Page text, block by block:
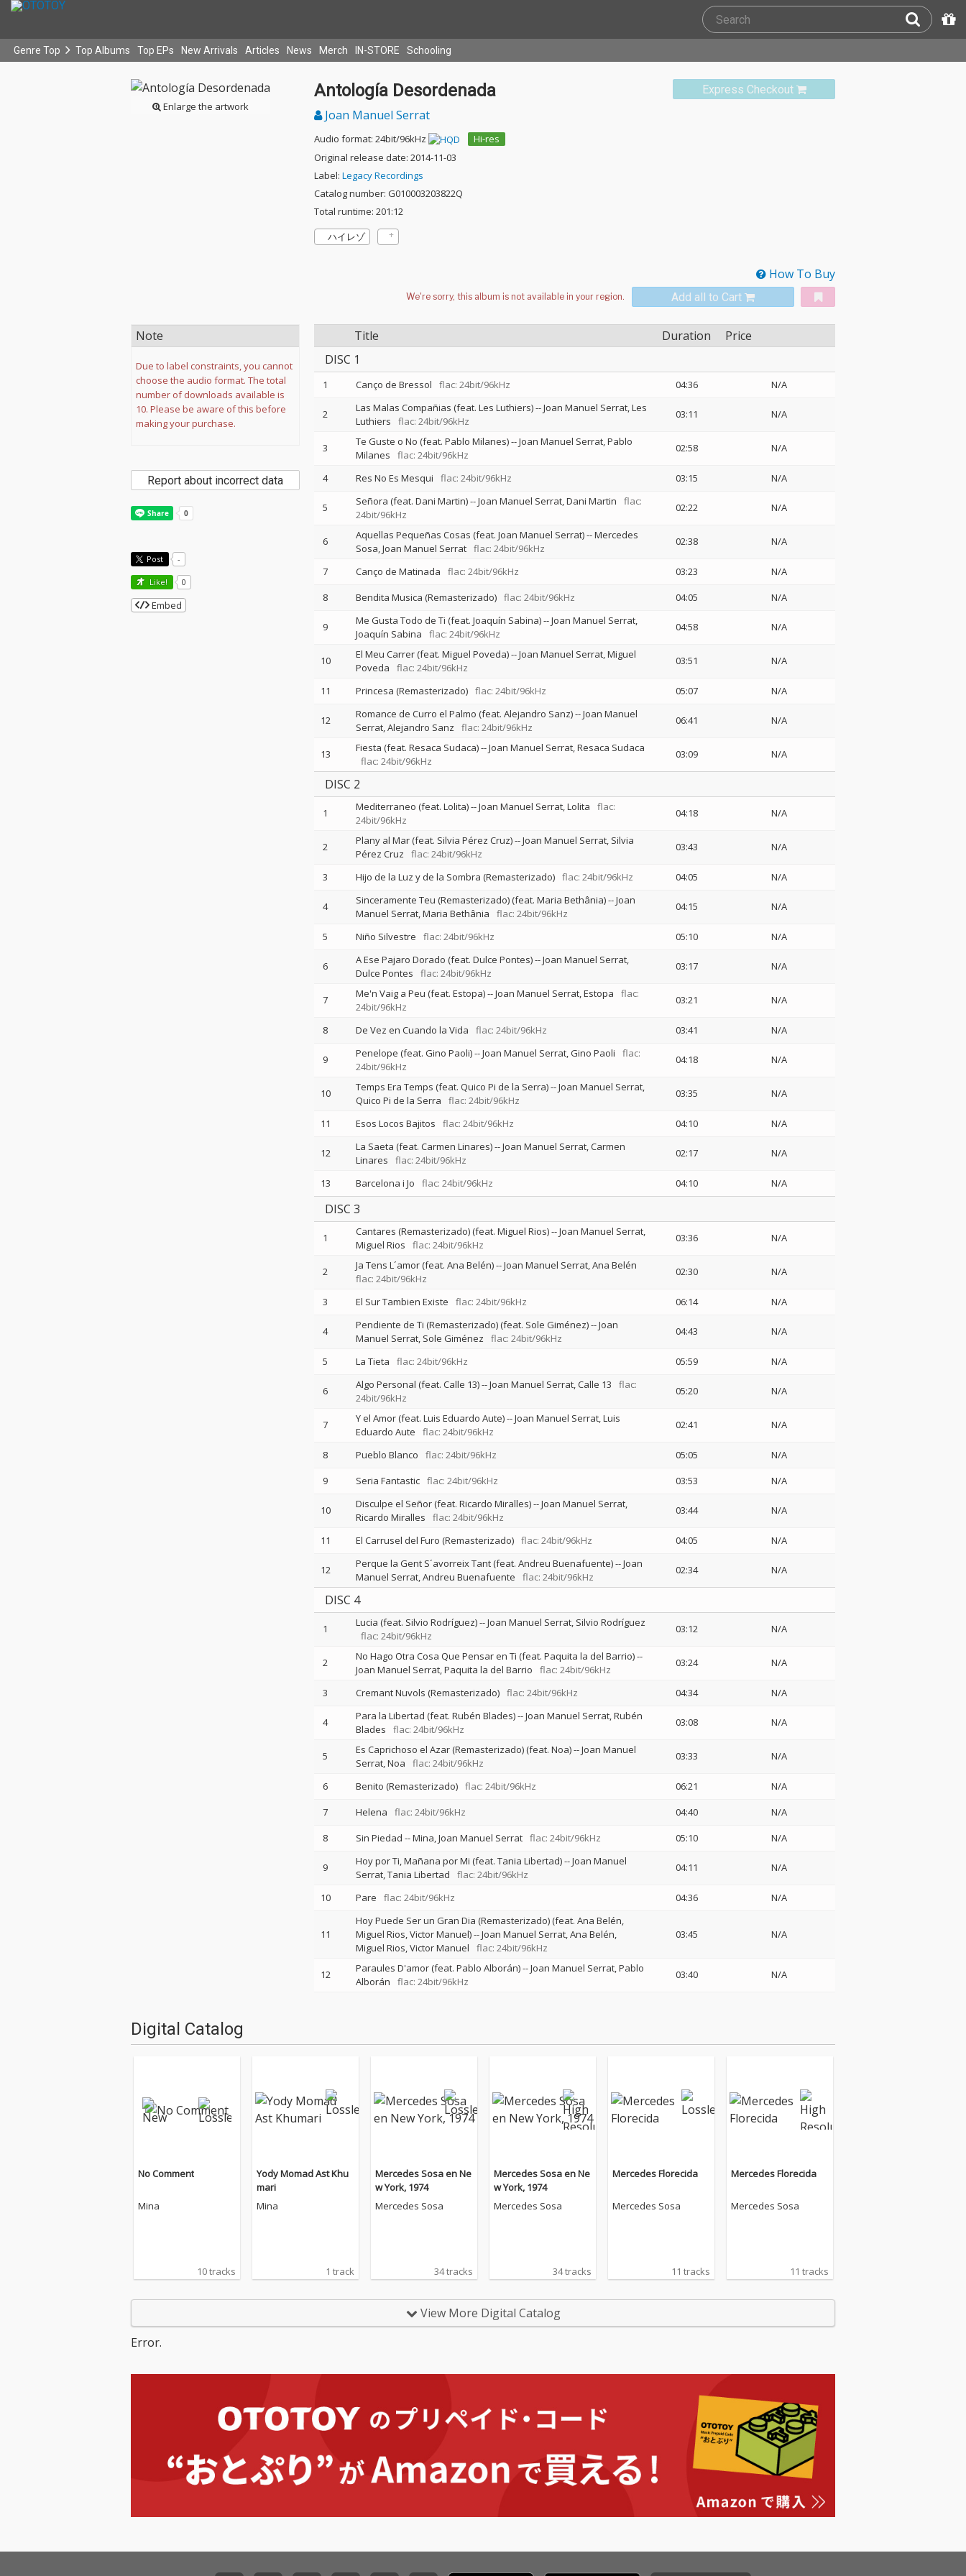
Genre Top Top Albums Top EPs New Arrivals Articles News Merch IN-STORE Schooling
Enlarge the artwork
Express Checkout
Antología Desordenada
Joan Manuel Serrat
Audio format: 24bit/96kHz
Hi-res
Original release date: 2014-11-03
Label: Legacy Recordings
Catalog number: G010003203822Q
Total runtime: 201:12
ハイレゾ
How To Buy
Add all to Cart
Title Duration
Price
DISC 1
1 Canço de Bressol flac: 24bit/96kHz 04:36 N/A
2 Las Malas Compañias (feat. Les Luthiers)--Joan Manuel Serrat Les
Luthiers
flac: 24bit/96kHz
03:11 N/A
3 Te Guste o No (feat. Pablo Milanes)--Joan Manuel Serrat Pablo
Milanes
flac: 24bit/96kHz
02:58 N/A
4 Res No Es Mesqui flac: 24bit/96kHz 03:15 N/A
5 Señora (feat. Dani Martin)--Joan Manuel Serrat Dani Martin
flac:
24bit/96kHz
02:22 N/A
6 Aquellas Pequeñas Cosas (feat. Joan Manuel Serrat)--Mercedes
Sosa Joan Manuel Serrat flac: 24bit/96kHz
02:38 N/A
7 Canço de Matinada flac: 24bit/96kHz 03:23
N/A
8
Bendita Musica (Remasterizado) flac: 24bit/96kHz 04:05 N/A
9 Me Gusta Todo de Ti (feat. Joaquín Sabina)--Joan Manuel Serrat
Joaquín Sabina
flac: 24bit/96kHz
04:58 N/A
10 El Meu Carrer (feat. Miguel Poveda)--Joan Manuel Serrat Miguel
Poveda
flac: 24bit/96kHz
03:51 N/A
11 Princesa (Remasterizado) flac: 24bit/96kHz 05:07 N/A
12 Romance de Curro el Palmo (feat. Alejandro Sanz)--Joan Manuel
Serrat Alejandro Sanz flac: 24bit/96kHz
06:41 N/A
13 Fiesta (feat. Resaca Sudaca)--Joan Manuel Serrat Resaca Sudaca
flac: 24bit/96kHz
03:09 N/A
DISC 2
1 Mediterraneo (feat. Lolita)--Joan Manuel Serrat Lolita
flac:
24bit/96kHz
04:18 N/A
2 Plany al Mar (feat. Silvia Pérez Cruz)--Joan Manuel Serrat Silvia
Pérez Cruz
flac: 24bit/96kHz
03:43 N/A
3 Hijo de la Luz y de la Sombra (Remasterizado) flac: 24bit/96kHz 04:05 N/A
4 Sinceramente Teu (Remasterizado) (feat. Maria Bethânia)--Joan
Manuel Serrat Maria Bethânia flac: 24bit/96kHz
04:15 N/A
5 Niño Silvestre flac: 24bit/96kHz 05:10 N/A
6 A Ese Pajaro Dorado (feat. Dulce Pontes)--Joan Manuel Serrat
Dulce Pontes
flac: 24bit/96kHz
03:17 N/A
7 Me'n Vaig a Peu (feat. Estopa)--Joan Manuel Serrat Estopa
flac:
24bit/96kHz
03:21 N/A
8 De Vez en Cuando la Vida flac: 24bit/96kHz 03:41 N/A
9 Penelope (feat. Gino Paoli)--Joan Manuel Serrat Gino Paoli
flac:
24bit/96kHz
04:18 N/A
10 Temps Era Temps (feat. Quico Pi de la Serra)--Joan Manuel Serrat
Quico Pi de la Serra
flac: 24bit/96kHz
03:35 N/A
11 Esos Locos Bajitos flac: 24bit/96kHz 04:10 N/A
12 La Saeta (feat. Carmen Linares)--Joan Manuel Serrat Carmen
Linares
flac: 24bit/96kHz
02:17 N/A
13 Barcelona i Jo flac: 24bit/96kHz 04:10 N/A
DISC 3
1 Cantares (Remasterizado) (feat. Miguel Rios)--Joan Manuel Serrat
Miguel Rios
flac: 24bit/96kHz
03:36 N/A
2 Ja Tens L´amor (feat. Ana Belén)--Joan Manuel Serrat Ana Belén
flac: 24bit/96kHz
02:30 N/A
3 El Sur Tambien Existe flac: 24bit/96kHz 06:14 N/A
4 Pendiente de Ti (Remasterizado) (feat. Sole Giménez)--Joan
Manuel Serrat Sole Giménez flac: 24bit/96kHz
04:43 N/A
5 La Tieta flac: 24bit/96kHz 05:59 N/A
6 Algo Personal (feat. Calle 13)--Joan Manuel Serrat Calle 13
flac:
24bit/96kHz
05:20 N/A
7 Y el Amor (feat. Luis Eduardo Aute)--Joan Manuel Serrat Luis
Eduardo Aute
flac: 24bit/96kHz
02:41 N/A
8 Pueblo Blanco flac: 24bit/96kHz 05:05
N/A
9
Seria Fantastic flac: 24bit/96kHz 03:53 N/A
10 Disculpe el Señor (feat. Ricardo Miralles)--Joan Manuel Serrat
Ricardo Miralles
flac: 24bit/96kHz
03:44 N/A
11 El Carrusel del Furo (Remasterizado) flac: 24bit/96kHz 04:05 N/A
12 Perque la Gent S´avorreix Tant (feat. Andreu Buenafuente)--Joan
Manuel Serrat Andreu Buenafuente flac: 24bit/96kHz
02:34 N/A
DISC 4
1 Lucia (feat. Silvio Rodríguez)--Joan Manuel Serrat Silvio Rodríguez
flac: 24bit/96kHz
03:12 N/A
2 No Hago Otra Cosa Que Pensar en Ti (feat. Paquita la del Barrio)--
Joan Manuel Serrat Paquita la del Barrio flac: 24bit/96kHz
03:24 N/A
3 Cremant Nuvols (Remasterizado) flac: 24bit/96kHz 04:34 N/A
4 Para la Libertad (feat. Rubén Blades)--Joan Manuel Serrat Rubén
Blades
flac: 24bit/96kHz
03:08 N/A
5 Es Caprichoso el Azar (Remasterizado) (feat. Noa)--Joan Manuel
Serrat Noa flac: 24bit/96kHz
03:33 N/A
6 Benito (Remasterizado) flac: 24bit/96kHz 06:21
N/A
7
Helena flac: 24bit/96kHz 04:40
N/A
8
Sin Piedad --Mina Joan Manuel Serrat flac: 24bit/96kHz 05:10 N/A
9 Hoy por Ti, Mañana por Mi (feat. Tania Libertad)--Joan Manuel
Serrat Tania Libertad flac: 24bit/96kHz
04:11 N/A
10 Pare flac: 24bit/96kHz 04:36 N/A
11
Hoy Puede Ser un Gran Dia (Remasterizado) (feat. Ana Belén,
Miguel Rios, Victor Manuel)--Joan Manuel Serrat Ana Belén
Miguel Rios Victor Manuel flac: 24bit/96kHz
03:45 N/A
12 Paraules D'amor (feat. Pablo Alborán)--Joan Manuel Serrat Pablo
Alborán
flac: 24bit/96kHz
03:40 N/A
Note
Due to label constraints, you cannot
choose the audio format. The total
number of downloads available is
10. Please be aware of this before
making your purchase.
Report about incorrect data
Post -
Like! 0
Embed
Digital Catalog
No Comment
Mina
10 tracks
Yody Momad Ast Khu
mari
Mina
1 track
Mercedes Sosa en Ne
w York, 1974
Mercedes Sosa
34 tracks
Mercedes Sosa en Ne
w York, 1974
Mercedes Sosa
34 tracks
Mercedes Florecida
Mercedes Sosa
11 tracks
Mercedes Florecida
Mercedes Sosa
11 tracks
View More Digital Catalog
Error.